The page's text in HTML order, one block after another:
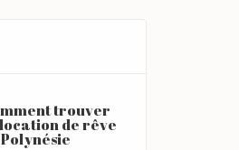
trouver
de rêve